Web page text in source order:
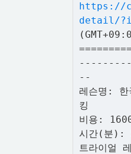
https://
detail/
--
레슨명: 한
킹
비용:
시간(분):
트라이얼